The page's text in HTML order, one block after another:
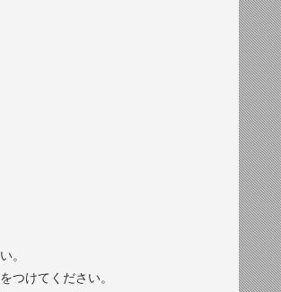
。
つけてください。